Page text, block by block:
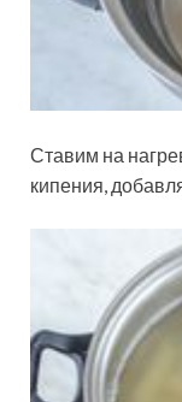
Ставим на
кипения,